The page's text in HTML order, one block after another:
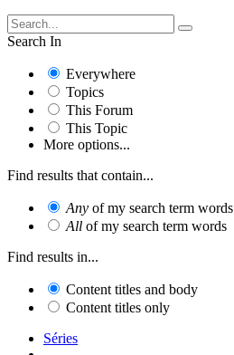
Search In
Everywhere
Topics
This Forum
This Topic
More options...
Find results that contain...
Any of my search term words
All of my search term words
Find results in...
Content titles and body
Content titles only
Séries